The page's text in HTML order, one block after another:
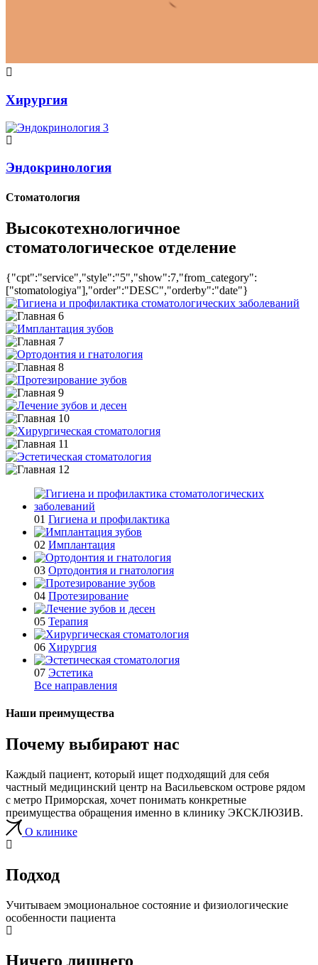
Хирургия
Эндокринология
Стоматология
Высокотехнологичное
стоматологическое отделение
{"cpt":"service","style":"5","show":7,"from_category":
["stomatologiya"],"order":"DESC","orderby":"date"}
01 Гигиена и профилактика
02 Имплантация
03 Ортодонтия и гнатология
04 Протезирование
05 Терапия
06 Хирургия
07 Эстетика
Все направления
Наши преимущества
Почему выбирают нас
Каждый пациент, который ищет подходящий для себя
частный медицинский центр на Васильевском острове рядом
с метро Приморская, хочет понимать конкретные
преимущества обращения именно в клинику ЭКСКЛЮЗИВ.
О клинике
Подход
Учитываем эмоциональное состояние и физиологические
особенности пациента
Ничего лишнего